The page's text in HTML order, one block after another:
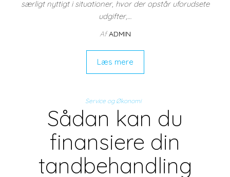
særligt nyttigt i situationer, hvor der opstår uforudsete
udgifter,…
Af ADMIN
Læs mere
Service og Økonomi
Sådan kan du
finansiere din
tandbehandling